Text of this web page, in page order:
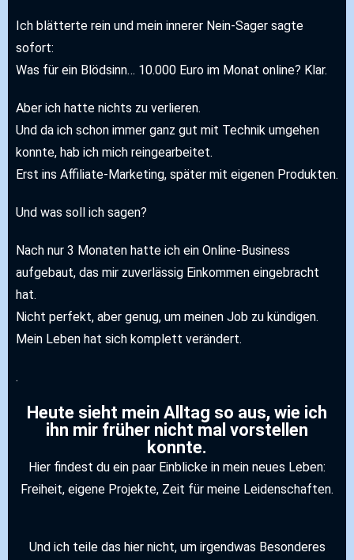
Ich blätterte rein und mein innerer Nein-Sager sagte
sofort:
Was für ein Blödsinn… 10.000 Euro im Monat online? Klar.
Aber ich hatte nichts zu verlieren.
Und da ich schon immer ganz gut mit Technik umgehen
konnte, hab ich mich reingearbeitet.
Erst ins Affiliate-Marketing, später mit eigenen Produkten.
Und was soll ich sagen?
Nach nur 3 Monaten hatte ich ein Online-Business
aufgebaut, das mir zuverlässig Einkommen eingebracht
hat.
Nicht perfekt, aber genug, um meinen Job zu kündigen.
Mein Leben hat sich komplett verändert.
.
Heute sieht mein Alltag so aus, wie ich
ihn mir früher nicht mal vorstellen
konnte.
Hier findest du ein paar Einblicke in mein neues Leben:
Freiheit, eigene Projekte, Zeit für meine Leidenschaften.
Und ich teile das hier nicht, um irgendwas Besonderes